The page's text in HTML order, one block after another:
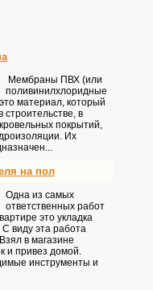
Мембраны ПВХ (или
поливинилхлоридные
материал, который
строительстве, в
покрытий,
Их
на пол
Одна из самых
ответственных работ
это укладка
виду эта работа
в магазине
и привез домой.
инструменты и